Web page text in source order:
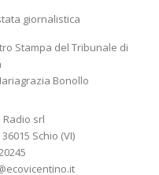
giornalistica
Stampa del Tribunale di
Bonollo
srl
Schio (VI)